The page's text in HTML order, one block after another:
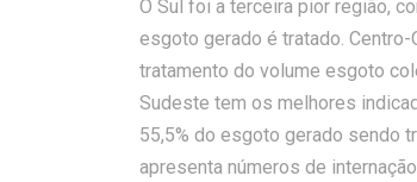
O Sul foi a terceira pior região,
esgoto gerado é tratado.
tratamento do volume esgoto
Sudeste tem os melhores
55,5% do esgoto gerado sendo
apresenta números de